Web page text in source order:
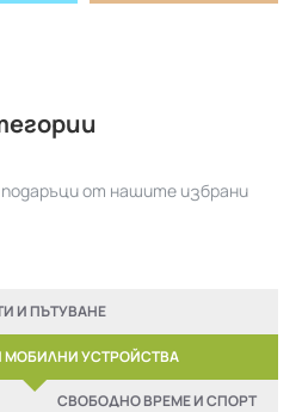
от нашите избрани
И ПЪТУВАНЕ
МОБИЛНИ УСТРОЙСТВА
СВОБОДНО ВРЕМЕ И СПОРТ